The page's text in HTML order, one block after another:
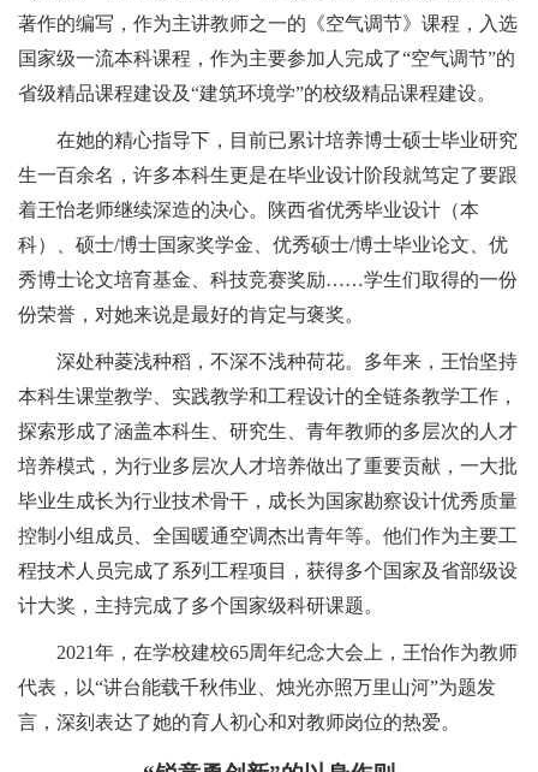
著作的编写，作为主讲教师之一的《空气调节》课程，入选
国家级一流本科课程，作为主要参加人完成了“空气调节”的
省级精品课程建设及“建筑环境学”的校级精品课程建设。
在她的精心指导下，目前已累计培养博士硕士毕业研究
生一百余名，许多本科生更是在毕业设计阶段就笃定了要跟
着王怡老师继续深造的决心。陕西省优秀毕业设计（本
科）、硕士/博士国家奖学金、优秀硕士/博士毕业论文、优
秀博士论文培育基金、科技竞赛奖励……学生们取得的一份
份荣誉，对她来说是最好的肯定与褒奖。
深处种菱浅种稻，不深不浅种荷花。多年来，王怡坚持
本科生课堂教学、实践教学和工程设计的全链条教学工作，
探索形成了涵盖本科生、研究生、青年教师的多层次的人才
培养模式，为行业多层次人才培养做出了重要贡献，一大批
毕业生成长为行业技术骨干，成长为国家勘察设计优秀质量
控制小组成员、全国暖通空调杰出青年等。他们作为主要工
程技术人员完成了系列工程项目，获得多个国家及省部级设
计大奖，主持完成了多个国家级科研课题。
2021年，在学校建校65周年纪念大会上，王怡作为教师
代表，以“讲台能载千秋伟业、烛光亦照万里山河”为题发
言，深刻表达了她的育人初心和对教师岗位的热爱。